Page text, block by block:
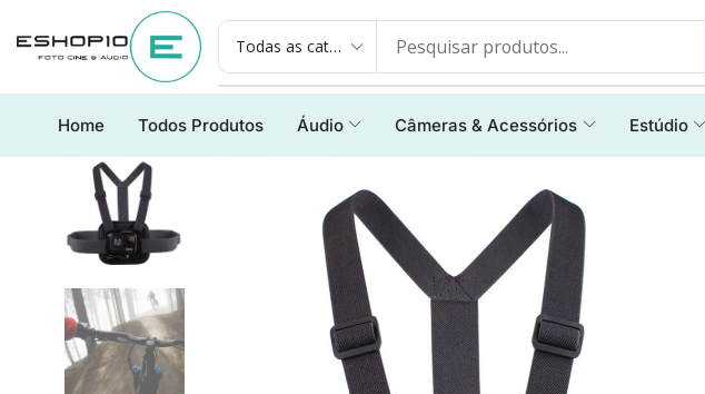
Home Todos Produtos Áudio Câmeras & Acessórios Estúdio